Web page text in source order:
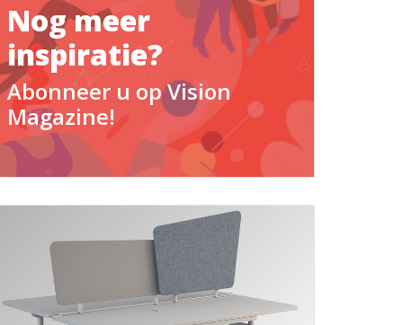
Nog meer
inspiratie?
Abonneer u op Vision
Magazine!